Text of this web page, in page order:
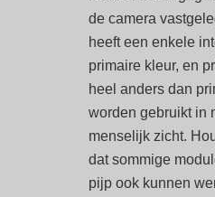
de camera
heeft een enkele
primaire kleur, en
heel anders dan
worden gebruikt in
menselijk zicht.
dat sommige
pijp ook kunnen